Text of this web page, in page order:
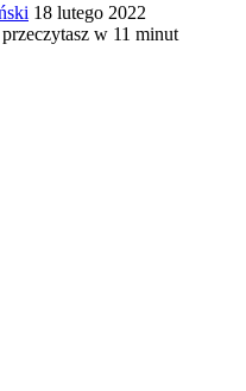
18 lutego 2022
przeczytasz w 11 minut